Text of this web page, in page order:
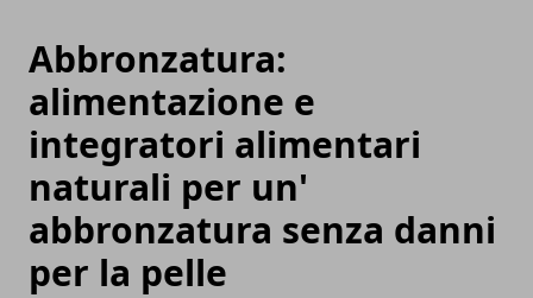
Abbronzatura:
alimentazione e
integratori alimentari
naturali per un'
abbronzatura senza danni
per la pelle